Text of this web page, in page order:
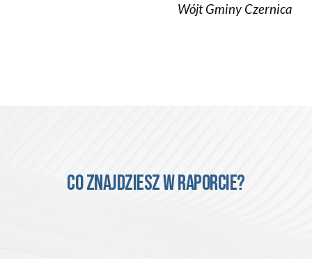
Wójt Gminy Czernica
CO ZNAJDZIESZ W RAPORCIE?